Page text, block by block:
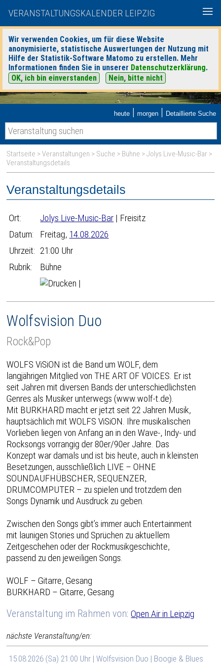
VERANSTALTUNGSKALENDER LEIPZIG
Wir verwenden Cookies, um für diese Website
anonymisierte, statistische Auswertungen der Nutzung mit
Hilfe der Statistik-Software Matomo zu erstellen. Mehr
Informationen finden Sie in unserer Datenschutzerklärung.
OK, ich bin einverstanden
Nein, bitte nicht
heute | morgen | Detaillierte Suche
Startseite >Veranstaltungen > Suche > Bühne >Jolys Live-Music-Bar >
Veranstaltungsdetails
Veranstaltungsdetails
Ort: Jolys Live-Music-Bar | Freisitz
Datum:
Freitag, 14.08.2026
Uhrzeit: 21:00 Uhr
Rubrik:
Bühne
|
Wolfsvision Duo
Rock&Pop
WOLFS ViSiON ist die Band um WOLF, dem
langjährigen Mitglied von THE ART OF VOICES. Er ist
seit Jahren mit diversen Bands der unterschiedlichsten
Genres als Musiker unterwegs (www.wolf-t.de).
Mit BURKHARD macht er jetzt seit 22 Jahren Musik,
hauptsächlich mit WOLFS ViSiON. Ihre musikalischen
Vorlieben liegen von Anfang an in den Wave-, Indy- und
Rocksongs vorrangig der 80er/90er Jahre. Das
Konzept war damals und ist bis heute, auch in kleinsten
Besetzungen, ausschließlich LIVE – OHNE
SOUNDAUFHÜBSCHER, SEQUENZER,
DRUMCOMPUTER – zu spielen und trotzdem den
Songs Dynamik und Ausdruck zu geben.
Zwischen den Songs gibt’s immer auch Entertainment
mit launigen Stories und Sprüchen zu aktuellem
Zeitgeschehen oder der Rockmusikgeschichte,
passend zu den jeweiligen Songs.
WOLF – Gitarre, Gesang
BURKHARD – Gitarre, Gesang
Veranstaltung im Rahmen von:Open Air in Leipzig
nächste Veranstaltung/en:
15.08.2026 (Sa) 21:00 Uhr | Wolfsvision Duo | Boogie & Blues